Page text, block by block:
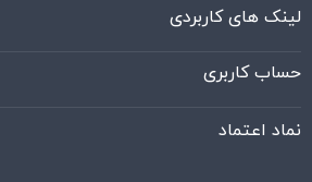
لینک های کاربردی
حساب کاربری
نماد اعتماد